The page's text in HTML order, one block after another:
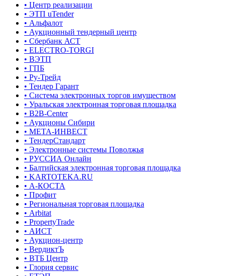
• Центр реализации
• ЭТП uTender
• Альфалот
• Аукционный тендерный центр
• Сбербанк АСТ
• ELECTRO-TORGI
• ВЭТП
• ГПБ
• Ру-Трейд
• Тендер Гарант
• Система электронных торгов имуществом
• Уральская электронная торговая площадка
• B2B-Center
• Аукционы Сибири
• МЕТА-ИНВЕСТ
• ТендерСтандарт
• Электронные системы Поволжья
• РУССИА Онлайн
• Балтийская электронная торговая площадка
• KARTOTEKA.RU
• А-КОСТА
• Профит
• Региональная торговая площадка
• Arbitat
• PropertyTrade
• АИСТ
• Аукцион-центр
• ВердиктЪ
• ВТБ Центр
• Глория сервис